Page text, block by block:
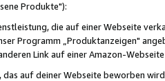
Produkte"):
die auf einer Webseite
Programm „Produktanzeigen"
Link auf einer Amazon-
auf deiner Webseite beworben